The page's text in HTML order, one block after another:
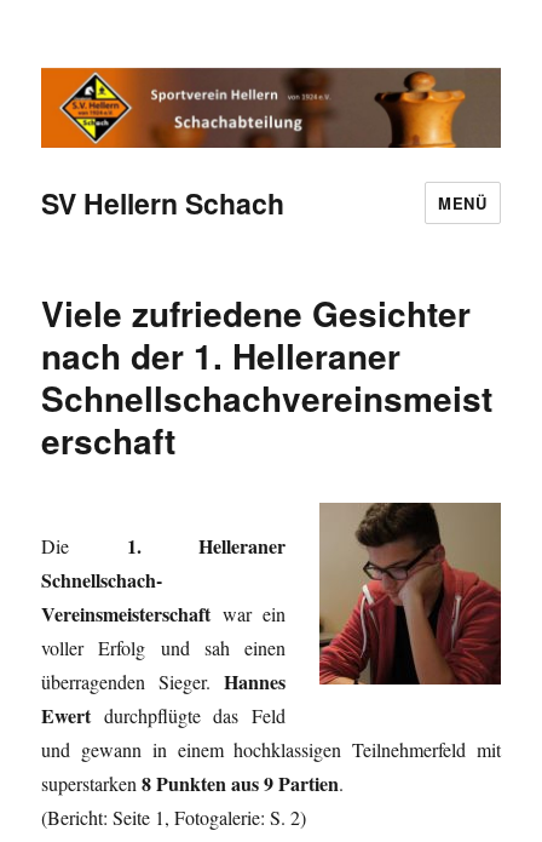
SV Hellern Schach MENÜ
Viele zufriedene Gesichter
nach der 1. Helleraner
Schnellschachvereinsmeist
erschaft
Die 1. Helleraner
Schnellschach-
Vereinsmeisterschaftwar ein
voller Erfolg und sah einen
überragenden Sieger. Hannes
Ewertdurchpflügte das Feld
und gewann in einem hochklassigen Teilnehmerfeld mit
superstarken8 Punkten aus 9 Partien.
(Bericht: Seite 1, Fotogalerie: S. 2)